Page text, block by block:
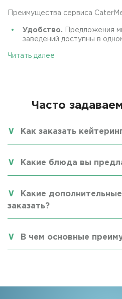
Преимущества сервиса
Удобство. Предложения
заведений доступны в
Читать далее
Часто
Как заказать
Какие блюда вы
Какие
заказать?
В чем основные